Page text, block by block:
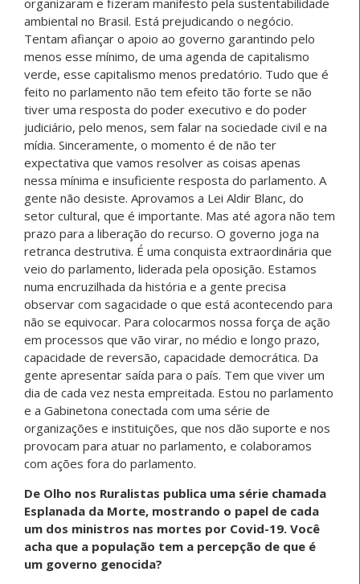
ambiental no Brasil. Está prejudicando o negócio.
Tentam afiançar o apoio ao governo garantindo pelo
menos esse mínimo, de uma agenda de capitalismo
verde, esse capitalismo menos predatório. Tudo que é
feito no parlamento não tem efeito tão forte se não
tiver uma resposta do poder executivo e do poder
judiciário, pelo menos, sem falar na sociedade civil e na
mídia. Sinceramente, o momento é de não ter
expectativa que vamos resolver as coisas apenas
nessa mínima e insuficiente resposta do parlamento. A
gente não desiste. Aprovamos a Lei Aldir Blanc, do
setor cultural, que é importante. Mas até agora não tem
prazo para a liberação do recurso. O governo joga na
retranca destrutiva. É uma conquista extraordinária que
veio do parlamento, liderada pela oposição. Estamos
numa encruzilhada da história e a gente precisa
observar com sagacidade o que está acontecendo para
não se equivocar. Para colocarmos nossa força de ação
em processos que vão virar, no médio e longo prazo,
capacidade de reversão, capacidade democrática. Da
gente apresentar saída para o país. Tem que viver um
dia de cada vez nesta empreitada. Estou no parlamento
e a Gabinetona conectada com uma série de
organizações e instituições, que nos dão suporte e nos
provocam para atuar no parlamento, e colaboramos
com ações fora do parlamento.
De Olho nos Ruralistas publica uma série chamada
Esplanada da Morte, mostrando o papel de cada
um dos ministros nas mortes por Covid-19. Você
acha que a população tem a percepção de que é
um governo genocida?